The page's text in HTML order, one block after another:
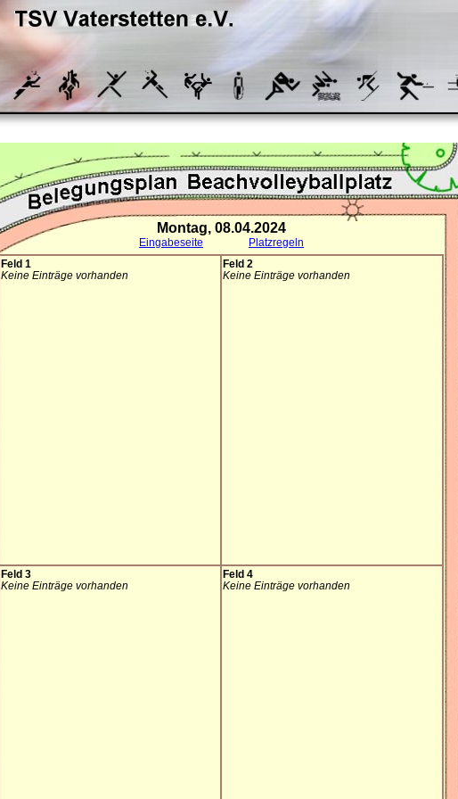
Montag, 08.04.2024
Eingabeseite
Platzregeln
Feld 1
Keine Einträge vorhanden
Feld 2
Keine Einträge vorhanden
Feld 3
Keine Einträge vorhanden
Feld 4
Keine Einträge vorhanden